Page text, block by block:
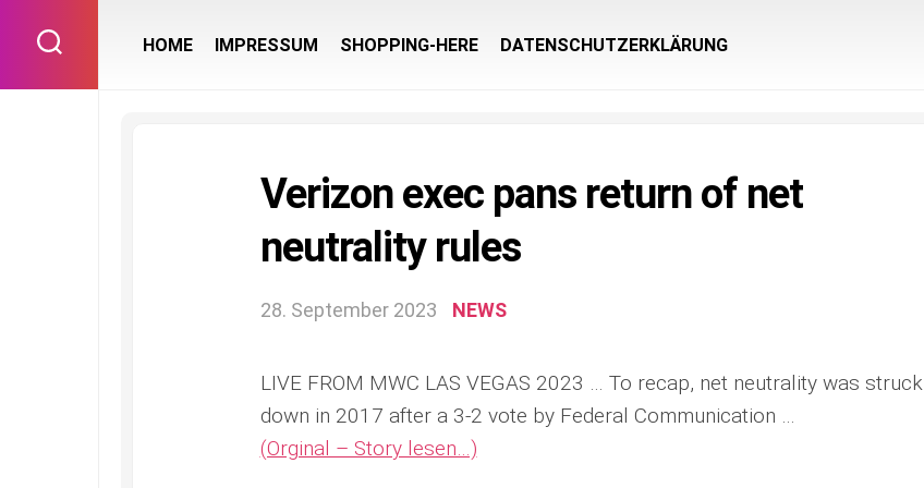
content
HOME IMPRESSUM SHOPPING-HERE DATENSCHUTZERKLÄRUNG
Verizon exec pans return of net
neutrality rules
28. September 2023 NEWS
LIVE FROM MWC LAS VEGAS 2023 … To recap, net neutrality was struck
down in 2017 after a 3-2 vote by Federal Communication …
(Orginal – Story lesen…)